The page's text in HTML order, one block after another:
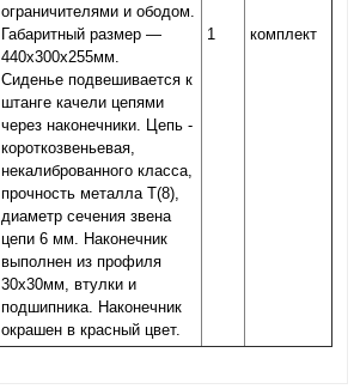
ограничителями и ободом.
Габаритный размер —
440х300х255мм.
Сиденье подвешивается к
штанге качели цепями
через наконечники. Цепь -
короткозвеньевая,
некалиброванного класса,
прочность металла Т(8),
диаметр сечения звена
цепи 6 мм. Наконечник
выполнен из профиля
30х30мм, втулки и
подшипника. Наконечник
окрашен в красный цвет.
1 комплект